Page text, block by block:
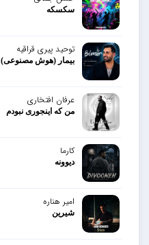
سکسکه
توحید پیری قراقیه
بیمار (هوش مصنوعی)
عرفان افتخاری
من که اینجوری نبودم
کارما
دیوونه
امیر هناره
شیرین